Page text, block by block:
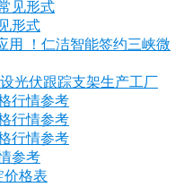
形式
用 ！仁洁智能签约三峡微
光伏跟踪支架生产工厂
行情参考
行情参考
行情参考
参考
价格表